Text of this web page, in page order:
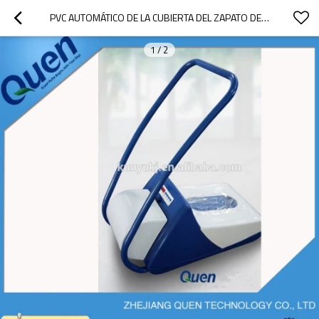
PVC AUTOMÁTICO DE LA CUBIERTA DEL ZAPATO DE LA MÁQUINA
1/2